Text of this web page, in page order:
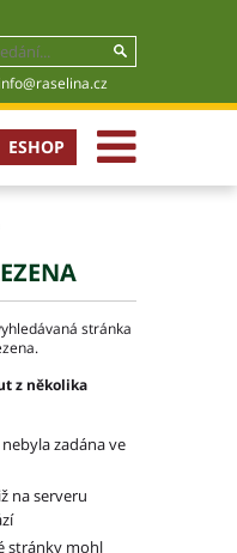
info@raselina.cz
ESHOP
stránka
z několika
zadána ve
na serveru
stránky mohl